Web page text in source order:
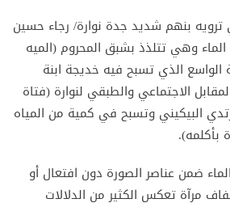
بنهم شديد جدة نوارة/ رجاء حسين
وهي تتلذذ بشبق المحروم (الميه
الواسع الذي تسبح فيه خديجة ابنة
الاجتماعي والطبقي لنوارة (فتاة
البيكيني وتسبح في كمية من المياه
ضمن عناصر الصورة دون افتعال أو
مرآة تعكس الكثير من الدلالات